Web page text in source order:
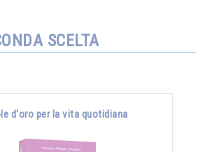
SCELTA
d'oro per la vita quotidiana